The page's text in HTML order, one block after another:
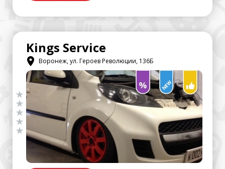
Kings Service
Воронеж, ул. Героев Революции, 136Б